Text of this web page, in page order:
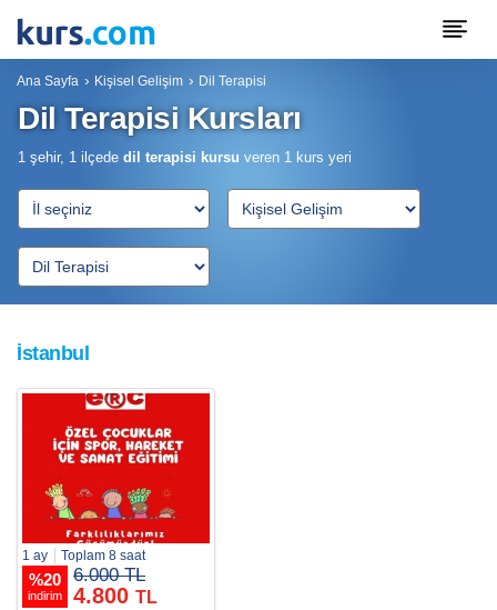
Ana Sayfa Kişisel Gelişim Dil Terapisi
Dil Terapisi Kursları
1 şehir, 1 ilçede dil terapisi kursu veren 1 kurs yeri
İstanbul
1 ay Toplam 8 saat
%20
indirim
6.000 TL
4.800 TL